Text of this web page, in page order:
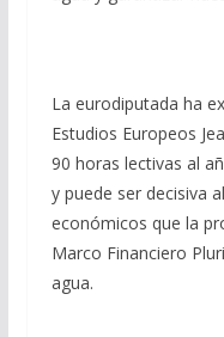
La eurodiputada ha
Estudios Europeos
90 horas lectivas al
y puede ser decisiva
económicos que la
Marco Financiero
agua.